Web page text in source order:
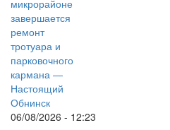
06/08/2026 - 12:23